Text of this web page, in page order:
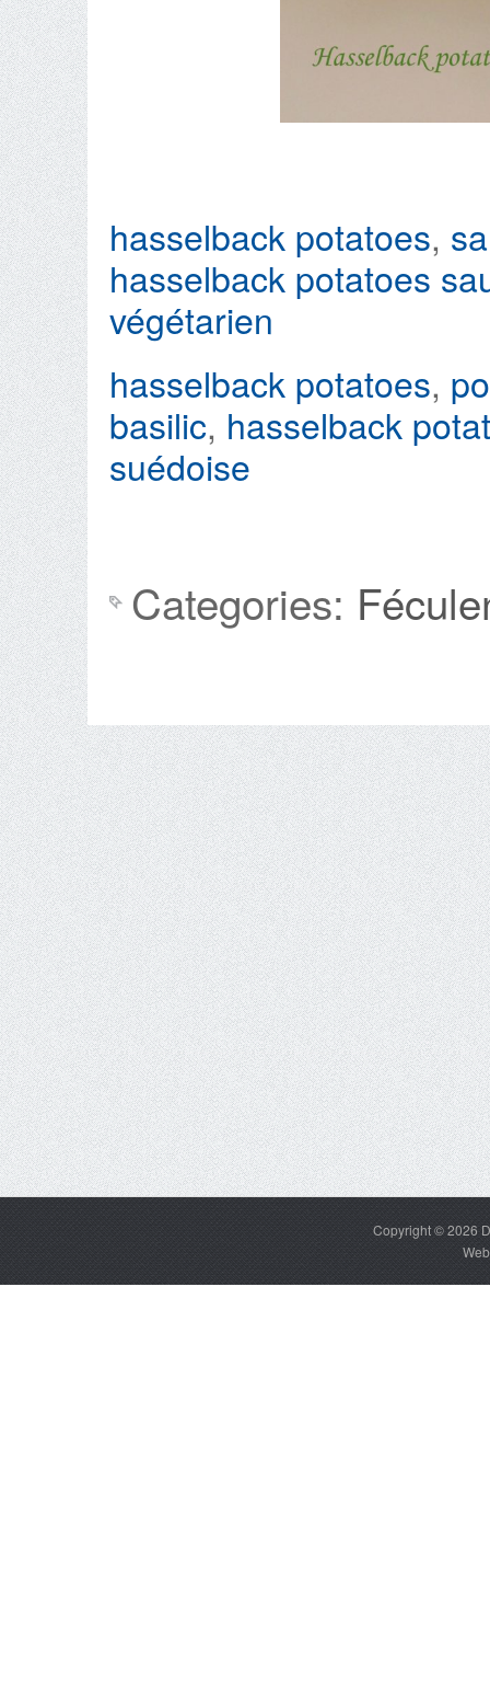
hasselback potatoes,
hasselback potatoes
végétarien
hasselback potatoes,
basilic, hasselback
suédoise
Categories:
Copyright © 2026